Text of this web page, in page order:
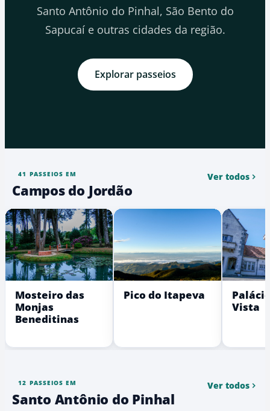
Santo Antônio do Pinhal, São Bento do
Sapucaí e outras cidades da região.
Explorar passeios
41 PASSEIOS EM
Campos do Jordão
Ver todos
Mosteiro das
Monjas
Beneditinas
Pico do Itapeva
Vista
12 PASSEIOS EM
Santo Antônio do Pinhal
Ver todos